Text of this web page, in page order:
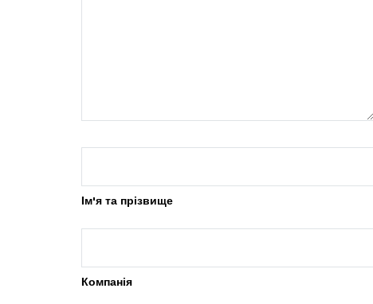
Ім'я та прізвище
Компанія